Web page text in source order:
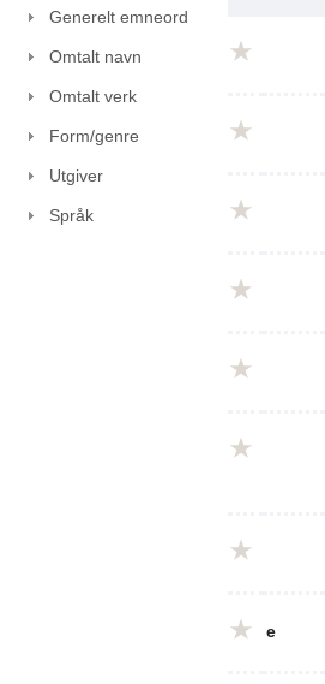
Generelt emneord
Omtalt navn
Omtalt verk
Form/genre
Utgiver
Språk
e